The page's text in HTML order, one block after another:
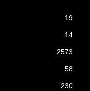
19
14
2573
58
230